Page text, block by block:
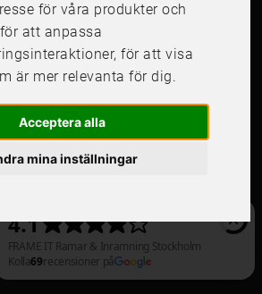
för våra produkter och
att anpassa
,för att visa
är mer relevanta för dig.
Acceptera alla
mina inställningar
Frame It International